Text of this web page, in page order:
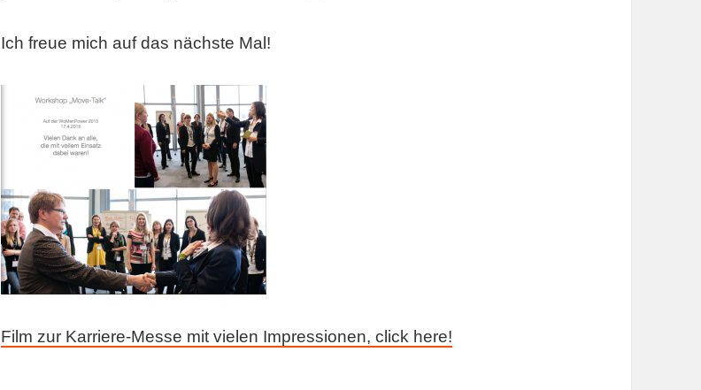
Ich freue mich auf das nächste Mal!
Film zur Karriere-Messe mit vielen Impressionen, click here!